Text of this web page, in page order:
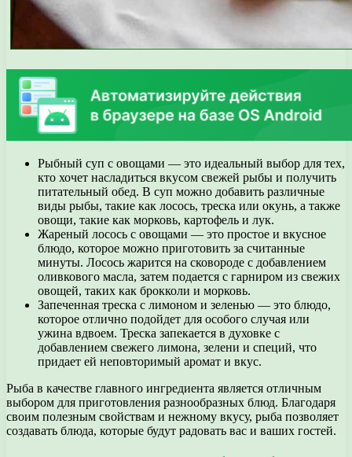
Рыбный суп с овощами — это идеальный выбор для тех,
кто хочет насладиться вкусом свежей рыбы и получить
питательный обед. В суп можно добавить различные
виды рыбы, такие как лосось, треска или окунь, а также
овощи, такие как морковь, картофель и лук.
Жареный лосось с овощами — это простое и вкусное
блюдо, которое можно приготовить за считанные
минуты. Лосось жарится на сковороде с добавлением
оливкового масла, затем подается с гарниром из свежих
овощей, таких как брокколи и морковь.
Запеченная треска с лимоном и зеленью — это блюдо,
которое отлично подойдет для особого случая или
ужина вдвоем. Треска запекается в духовке с
добавлением свежего лимона, зелени и специй, что
придает ей неповторимый аромат и вкус.
Рыба в качестве главного ингредиента является отличным
выбором для приготовления разнообразных блюд. Благодаря
своим полезным свойствам и нежному вкусу, рыба позволяет
создавать блюда, которые будут радовать вас и ваших гостей.